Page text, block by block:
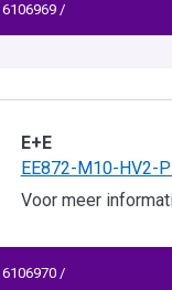
6106969 /
E+E
EE872-M10-HV2-
Voor meer
6106970 /